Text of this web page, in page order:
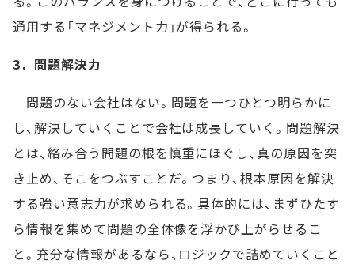
通用する「マネジメント力」が得られる。
3．問題解決力
問題のない会社はない。問題を一つひとつ明らかに
し、解決していくことで会社は成長していく。問題解決
とは、絡み合う問題の根を慎重にほぐし、真の原因を突
き止め、そこをつぶすことだ。つまり、根本原因を解決
する強い意志力が求められる。具体的には、まずひたす
ら情報を集めて問題の全体像を浮かび上がらせるこ
と。充分な情報があるなら、ロジックで詰めていくこと